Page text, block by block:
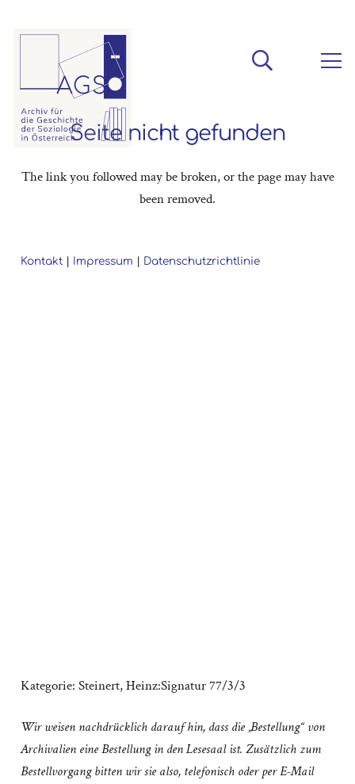
Kategorie: Steinert, Heinz:Signatur 77/3/3
Wir weisen nachdrücklich darauf hin, dass die „Bestellung“ von
Archivalien eine Bestellung in den Lesesaal ist. Zusätzlich zum
Bestellvorgang bitten wir sie also, telefonisch oder per E-Mail